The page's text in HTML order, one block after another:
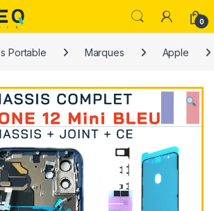
0
Portable Marques Apple